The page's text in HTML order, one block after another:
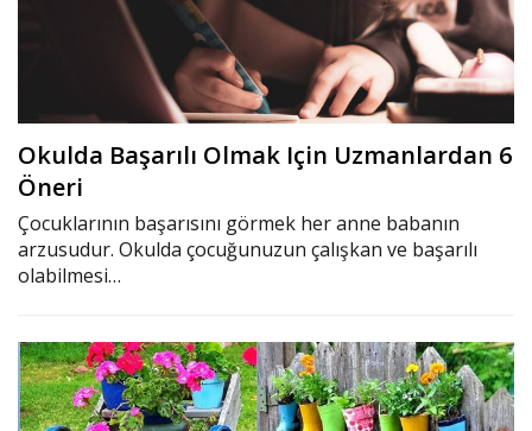
Okulda Başarılı Olmak Için Uzmanlardan 6
Öneri
Çocuklarının başarısını görmek her anne babanın
arzusudur. Okulda çocuğunuzun çalışkan ve başarılı
olabilmesi…